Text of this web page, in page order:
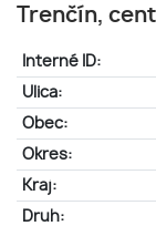
Trenčín,
Interné ID:
Ulica:
Obec:
Okres:
Kraj:
Druh: